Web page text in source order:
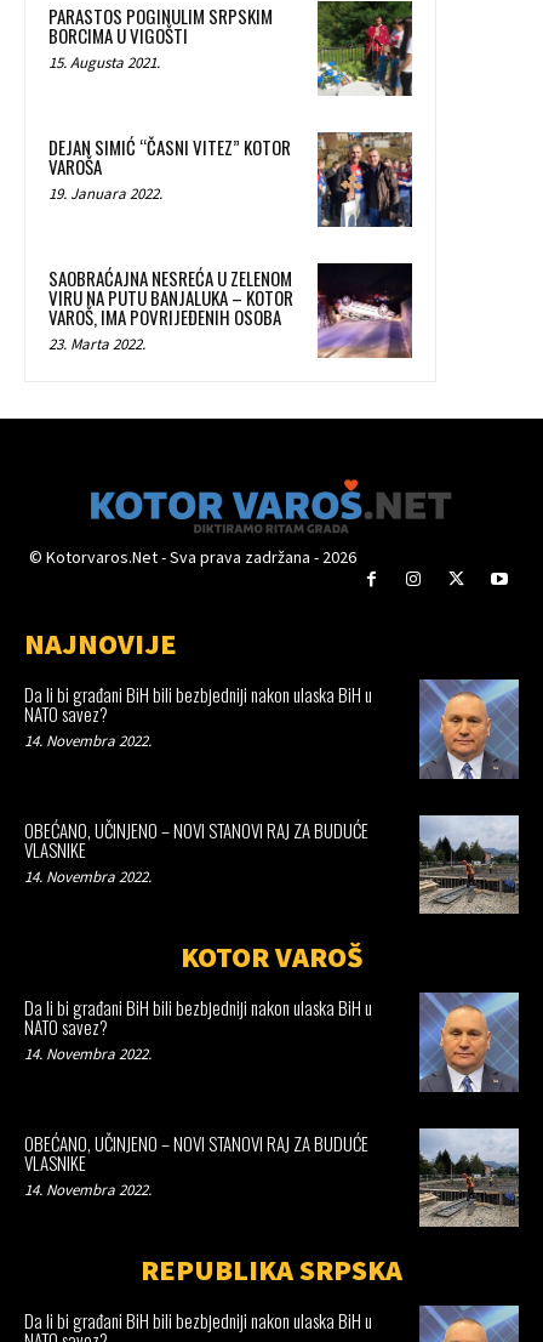
PARASTOS POGINULIM SRPSKIM
BORCIMA U VIGOŠTI
15. Augusta 2021.
DEJAN SIMIĆ “ČASNI VITEZ” KOTOR
VAROŠA
19. Januara 2022.
SAOBRAĆAJNA NESREĆA U ZELENOM
VIRU NA PUTU BANJALUKA – KOTOR
VAROŠ, IMA POVRIJEĐENIH OSOBA
23. Marta 2022.
© Kotorvaros.Net - Sva prava zadržana - 2026
NAJNOVIJE
Da li bi građani BiH bili bezbjedniji nakon ulaska BiH u
NATO savez?
14. Novembra 2022.
OBEĆANO, UČINJENO – NOVI STANOVI RAJ ZA BUDUĆE
VLASNIKE
14. Novembra 2022.
KOTOR VAROŠ
Da li bi građani BiH bili bezbjedniji nakon ulaska BiH u
NATO savez?
14. Novembra 2022.
OBEĆANO, UČINJENO – NOVI STANOVI RAJ ZA BUDUĆE
VLASNIKE
14. Novembra 2022.
REPUBLIKA SRPSKA
Da li bi građani BiH bili bezbjedniji nakon ulaska BiH u